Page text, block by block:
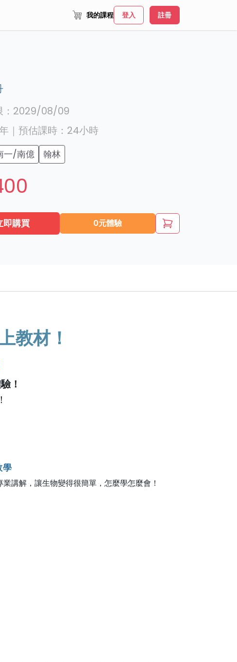
我的課程 登入 註冊
2029/08/09
｜ 預估課時： 24小時
一/南億 翰林
即購買 0元體驗
教材！
！
學
講解，讓生物變得很簡單，怎麼學怎麼會！